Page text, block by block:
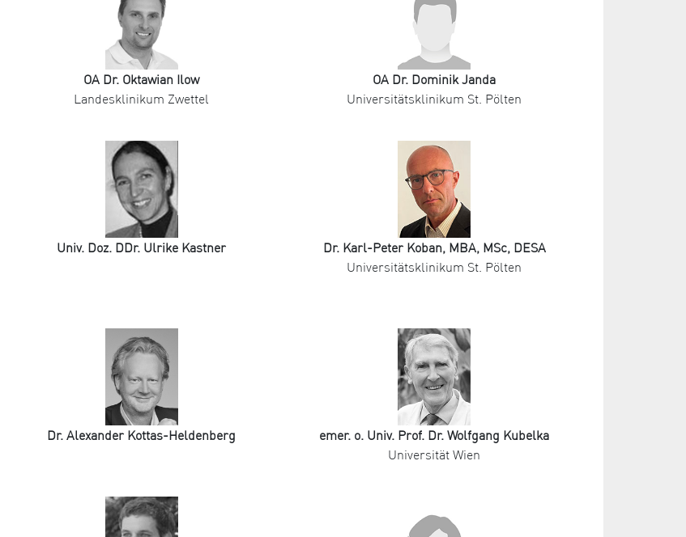
OA Dr. Oktawian Ilow
Landesklinikum Zwettel
OA Dr. Dominik Janda
Universitätsklinikum St. Pölten
Univ. Doz. DDr. Ulrike Kastner
Dr. Karl-Peter Koban, MBA, MSc, DESA
Universitätsklinikum St. Pölten
Dr. Alexander Kottas-Heldenberg
emer. o. Univ. Prof. Dr. Wolfgang Kubelka
Universität Wien